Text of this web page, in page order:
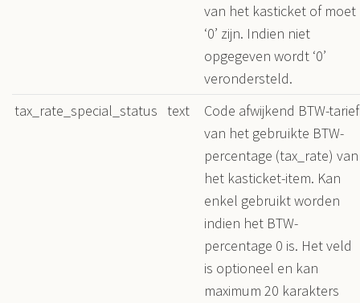
van het kasticket of moet
‘0’ zijn. Indien niet
opgegeven wordt ‘0’
verondersteld.
tax_rate_special_status text
Code afwijkend BTW-tarief
van het gebruikte BTW-
percentage (tax_rate) van
het kasticket-item. Kan
enkel gebruikt worden
indien het BTW-
percentage 0 is. Het veld
is optioneel en kan
maximum 20 karakters